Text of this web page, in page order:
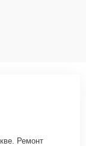
Ремонт